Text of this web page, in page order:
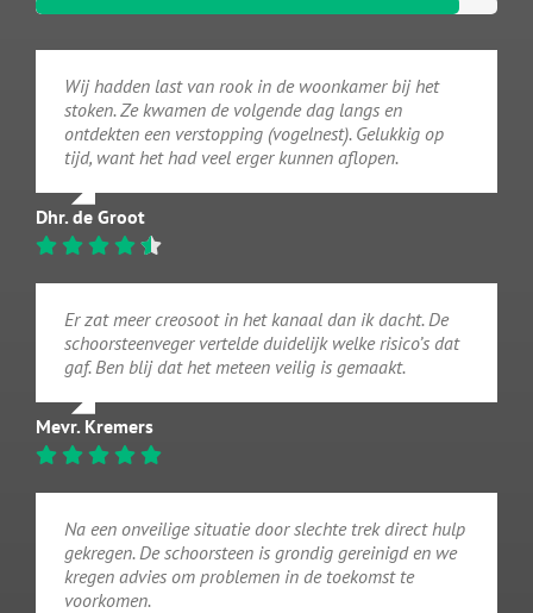
Wij hadden last van rook in de woonkamer bij het
stoken. Ze kwamen de volgende dag langs en
ontdekten een verstopping (vogelnest). Gelukkig op
tijd, want het had veel erger kunnen aflopen.
Dhr. de Groot
Er zat meer creosoot in het kanaal dan ik dacht. De
schoorsteenveger vertelde duidelijk welke risico’s dat
gaf. Ben blij dat het meteen veilig is gemaakt.
Mevr. Kremers
Na een onveilige situatie door slechte trek direct hulp
gekregen. De schoorsteen is grondig gereinigd en we
kregen advies om problemen in de toekomst te
voorkomen.